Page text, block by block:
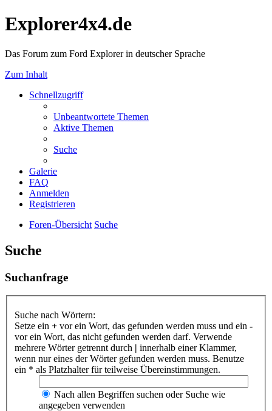
Explorer4x4.de
Das Forum zum Ford Explorer in deutscher Sprache
Zum Inhalt
Schnellzugriff
Unbeantwortete Themen
Aktive Themen
Suche
Galerie
FAQ
Anmelden
Registrieren
Foren-Übersicht Suche
Suche
Suchanfrage
Suche nach Wörtern:
Setze ein + vor ein Wort, das gefunden werden muss und ein -
vor ein Wort, das nicht gefunden werden darf. Verwende
mehrere Wörter getrennt durch | innerhalb einer Klammer,
wenn nur eines der Wörter gefunden werden muss. Benutze
ein * als Platzhalter für teilweise Übereinstimmungen.
Nach allen Begriffen suchen oder Suche wie
angegeben verwenden